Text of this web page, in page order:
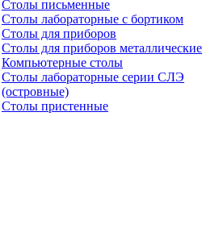
Столы письменные
Столы лабораторные с бортиком
Столы для приборов
Столы для приборов металлические
Компьютерные столы
Столы лабораторные серии СЛЭ
(островные)
Столы пристенные